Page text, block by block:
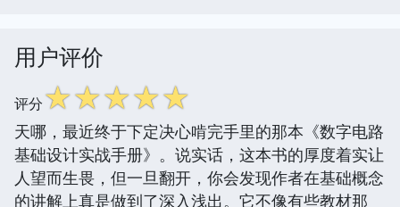
用户评价
评分☆☆☆☆☆
天哪，最近终于下定决心啃完手里的那本《数字电路
基础设计实战手册》。说实话，这本书的厚度着实让
人望而生畏，但一旦翻开，你会发现作者在基础概念
的讲解上真是做到了深入浅出。它不像有些教材那